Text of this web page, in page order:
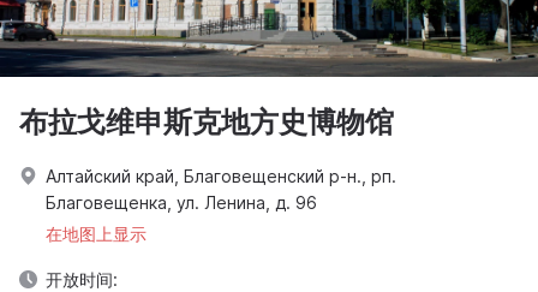
布拉戈维申斯克地方史博物馆
Алтайский край, Благовещенский р-н., рп.
Благовещенка, ул. Ленина, д. 96
在地图上显示
开放时间: